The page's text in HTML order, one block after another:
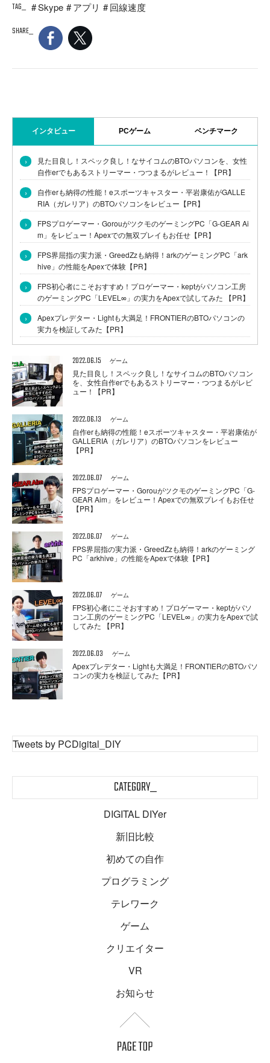
TAG
Skype アプリ
回線速度
SHARE
インタビュー PCゲーム ベンチマーク
›
見た目良し！スペック良し！なサイコムのBTOパソコンを、女性
自作erでもあるストリーマー・つつまるがレビュー！【PR】
›
自作erも納得の性能！eスポーツキャスター・平岩康佑がGALLE
RIA（ガレリア）のBTOパソコンをレビュー【PR】
›
FPSプロゲーマー・GorouがツクモのゲーミングPC「G-GEAR Ai
m」をレビュー！Apexでの無双プレイもお任せ【PR】
›
FPS界屈指の実力派・GreedZzも納得！arkのゲーミングPC「ark
hive」の性能をApexで体験【PR】
›
FPS初心者にこそおすすめ！プロゲーマー・keptがパソコン工房
のゲーミングPC「LEVEL∞」の実力をApexで試してみた 【PR】
›
Apexプレデター・Lightも大満足！FRONTIERのBTOパソコンの
実力を検証してみた【PR】
2022.06.15 ゲーム
見た目良し！スペック良し！なサイコムのBTOパソコン
を、女性自作erでもあるストリーマー・つつまるがレビ
ュー！【PR】
2022.06.13 ゲーム
自作erも納得の性能！eスポーツキャスター・平岩康佑が
GALLERIA（ガレリア）のBTOパソコンをレビュー
【PR】
2022.06.07 ゲーム
FPSプロゲーマー・GorouがツクモのゲーミングPC「G-
GEAR Aim」をレビュー！Apexでの無双プレイもお任せ
【PR】
2022.06.07 ゲーム
FPS界屈指の実力派・GreedZzも納得！arkのゲーミング
PC「arkhive」の性能をApexで体験【PR】
2022.06.07 ゲーム
FPS初心者にこそおすすめ！プロゲーマー・keptがパソ
コン工房のゲーミングPC「LEVEL∞」の実力をApexで試
してみた 【PR】
2022.06.03 ゲーム
Apexプレデター・Lightも大満足！FRONTIERのBTOパソ
コンの実力を検証してみた【PR】
Tweets by PCDigital_DIY
CATEGORY_
DIGITAL DIYer
新旧比較
初めての自作
プログラミング
テレワーク
ゲーム
クリエイター
VR
お知らせ